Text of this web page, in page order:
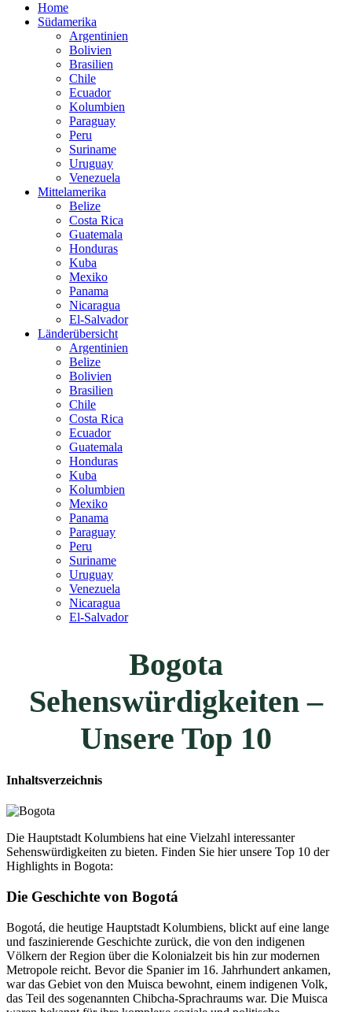
Home
Südamerika
Argentinien
Bolivien
Brasilien
Chile
Ecuador
Kolumbien
Paraguay
Peru
Suriname
Uruguay
Venezuela
Mittelamerika
Belize
Costa Rica
Guatemala
Honduras
Kuba
Mexiko
Panama
Nicaragua
El-Salvador
Länderübersicht
Argentinien
Belize
Bolivien
Brasilien
Chile
Costa Rica
Ecuador
Guatemala
Honduras
Kuba
Kolumbien
Mexiko
Panama
Paraguay
Peru
Suriname
Uruguay
Venezuela
Nicaragua
El-Salvador
Bogota
Sehenswürdigkeiten –
Unsere Top 10
Inhaltsverzeichnis
Die Hauptstadt Kolumbiens hat eine Vielzahl interessanter
Sehenswürdigkeiten zu bieten. Finden Sie hier unsere Top 10 der
Highlights in Bogota:
Die Geschichte von Bogotá
Bogotá, die heutige Hauptstadt Kolumbiens, blickt auf eine lange
und faszinierende Geschichte zurück, die von den indigenen
Völkern der Region über die Kolonialzeit bis hin zur modernen
Metropole reicht. Bevor die Spanier im 16. Jahrhundert ankamen,
war das Gebiet von den Muisca bewohnt, einem indigenen Volk,
das Teil des sogenannten Chibcha-Sprachraums war. Die Muisca